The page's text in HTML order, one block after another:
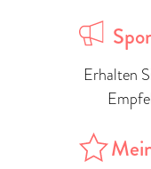
Erhalten